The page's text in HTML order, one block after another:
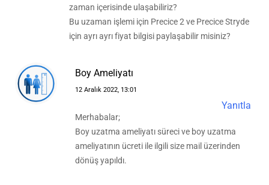
zaman içerisinde ulaşabiliriz?
Bu uzaman işlemi için Precice 2 ve Precice Stryde
için ayrı ayrı fiyat bilgisi paylaşabilir misiniz?
Boy Ameliyatı
12 Aralık 2022, 13:01
Yanıtla
Merhabalar;
Boy uzatma ameliyatı süreci ve boy uzatma
ameliyatının ücreti ile ilgili size mail üzerinden
dönüş yapıldı.